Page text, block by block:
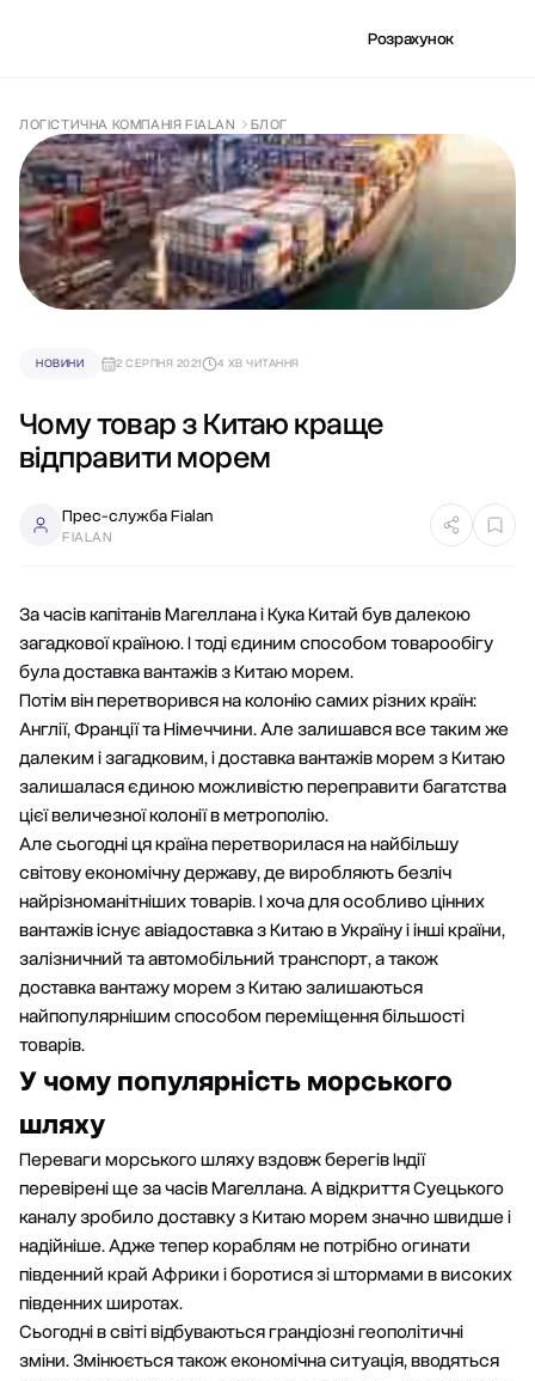
Розрахунок
ЛОГІСТИЧНА КОМПАНІЯ FIALAN БЛОГ
НОВИНИ 2 СЕРПНЯ 2021 4 ХВ ЧИТАННЯ
Чому товар з Китаю краще
відправити морем
Прес-служба Fialan
FIALAN
За часів капітанів Магеллана і Кука Китай був далекою
загадкової країною. І тоді єдиним способом товарообігу
була доставка вантажів з Китаю морем.
Потім він перетворився на колонію самих різних країн:
Англії, Франції та Німеччини. Але залишався все таким же
далеким і загадковим, і доставка вантажів морем з Китаю
залишалася єдиною можливістю переправити багатства
цієї величезної колонії в метрополію.
Але сьогодні ця країна перетворилася на найбільшу
світову економічну державу, де виробляють безліч
найрізноманітніших товарів. І хоча для особливо цінних
вантажів існуєавіадоставка з Китаю в Українуі інші країни,
залізничний та автомобільний транспорт, а також
доставка вантажу морем з Китаю залишаються
найпопулярнішим способом переміщення більшості
товарів.
У чому популярність морського
шляху
Переваги морського шляху вздовж берегів Індії
перевірені ще за часів Магеллана. А відкриття Суецького
каналу зробило доставку з Китаю морем значно швидше і
надійніше. Адже тепер кораблям не потрібно огинати
південний край Африки і боротися зі штормами в високих
південних широтах.
Сьогодні в світі відбуваються грандіозні геополітичні
зміни. Змінюється також економічна ситуація, вводяться